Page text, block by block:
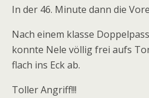
In der 46. Minute dann die
Nach einem klasse
konnte Nele völlig frei aufs
flach ins Eck ab.
Toller Angriff!!!